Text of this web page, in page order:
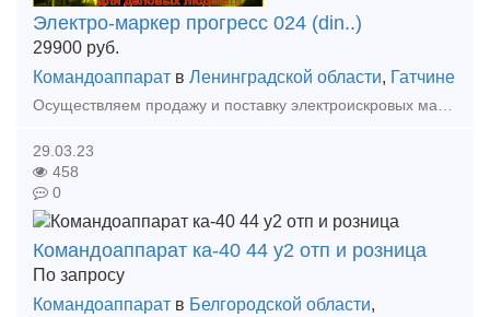
Электро-маркер прогресс 024 (din..)
29900 руб.
Командоаппарат в Ленинградской области, Гатчине
29.03.23
458
0
Командоаппарат ка-40 44 у2 отп и розница
По запросу
Командоаппарат в Белгородской области,